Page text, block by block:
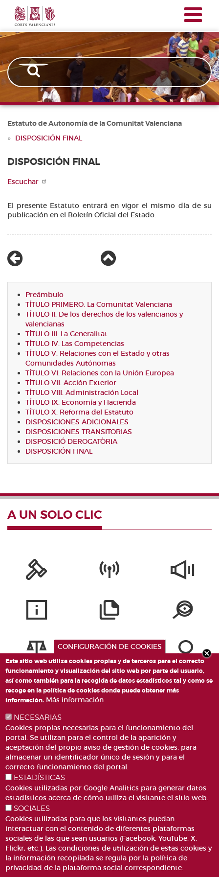
Pasar
contenido
principal
Corts
Valencianes
Estatuto de Autonomía de la Comunitat Valenciana
DISPOSICIÓN FINAL
DISPOSICIÓN FINAL
Escuchar
El presente Estatuto entrará en vigor el mismo día de su
publicación en el Boletín Oficial del Estado.
Preámbulo
TÍTULO PRIMERO. La Comunitat Valenciana
TÍTULO II. De los derechos de los valencianos y
valencianas
TÍTULO III. La Generalitat
TÍTULO IV. Las Competencias
TÍTULO V. Relaciones con el Estado y otras
Comunidades Autónomas
TÍTULO VI. Relaciones con la Unión Europea
TÍTULO VII. Acción Exterior
TÍTULO VIII. Administración Local
TÍTULO IX. Economía y Hacienda
TÍTULO X. Reforma del Estatuto
DISPOSICIONES ADICIONALES
DISPOSICIONES TRANSITORIAS
DISPOSICIÓ DEROGATÒRIA
DISPOSICIÓN FINAL
A UN SOLO CLIC
PLAZA DE SAN LORENZO, 4 VALÈNCIA 46003
CORREO
Pie
ACCESIBILIDAD
AVISO LEGAL
CANAL DE DENÚNCIES
CONTACTO
CONFIGURACIÓN DE COOKIES
Este sitio web utiliza cookies propias y de terceros para el correcto
funcionamiento y visualización del sitio web por parte del usuario,
así como también para la recogida de datos estadísticos tal y como se
recoge en la política de cookies donde puede obtener más
información. Más información
NECESARIAS
Cookies propias necesarias para el funcionamiento del
portal. Se utilizan para el control de la aparición y
aceptación del propio aviso de gestión de cookies, para
almacenar un identificador único de sesión y para el
correcto funcionamiento del portal.
ESTADÍSTICAS
Cookies utilizadas por Google Analitics para generar datos
estadísticos acerca de cómo utiliza el visitante el sitio web.
SOCIALES
Cookies utilizadas para que los visitantes puedan
interactuar con el contenido de diferentes plataformas
sociales de las que sean usuarios (Facebook, YouTube, X,
Flickr, etc.). Las condiciones de utilización de estas cookies y
la información recopilada se regula por la política de
privacidad de la plataforma social correspondiente.